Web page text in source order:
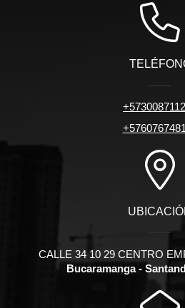
CALLE 34 10 29 CENTRO
Bucaramanga -